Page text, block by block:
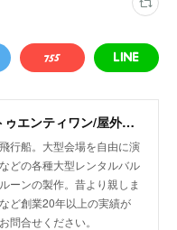
有限会社オフィストゥエンティワン/屋外・屋内飛行船/大型バルーン/アドバルーン/バルーン装飾等イベント装飾
行船。大型会場を自由に演
どの各種大型レンタルバル
ーンの製作。昔より親しま
ど創業20年以上の実績が
問合せください。